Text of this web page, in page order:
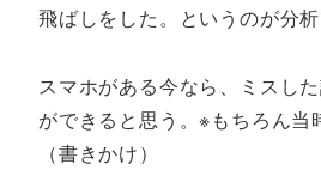
飛ばしをした。というのが分
スマホがある今なら、ミスし
ができると思う。※もちろん当
（書きかけ）